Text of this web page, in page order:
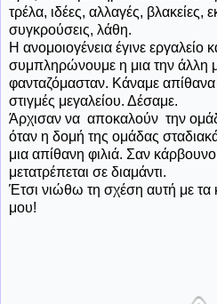
τρέλα, ιδέες, αλλαγές, βλακείες,
συγκρούσεις, λάθη.
Η ανομοιογένεια έγινε εργαλείο
συμπληρώνουμε η μια την άλλη
φανταζόμασταν. Κάναμε
στιγμές μεγαλείου. Δέσαμε.
Άρχισαν να αποκαλούν την
όταν η δομή της ομάδας
μια απίθανη φιλιά. Σαν
μετατρέπεται σε διαμάντι.
Έτσι νιώθω τη σχέση αυτή με τα
μου!